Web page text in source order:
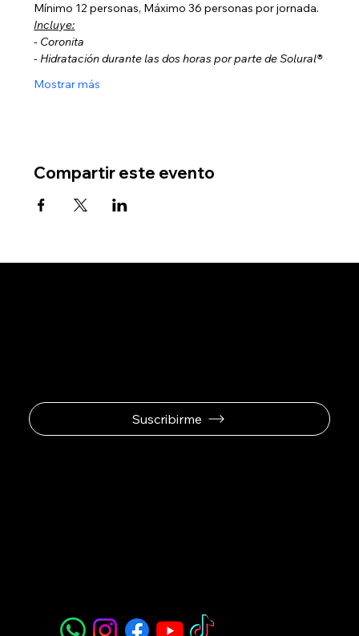
Mínimo 12 personas, Máximo 36 personas por jornada.
Incluye:
- Coronita
- Hidratación durante las dos horas por parte de Solural®
Mostrar más
Compartir este evento
Suscribirme